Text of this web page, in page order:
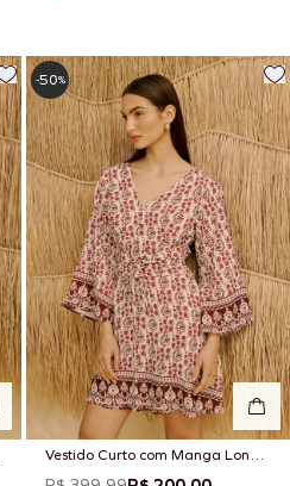
Vestido Curto com Manga Longa
Estampado Pasco
-50%